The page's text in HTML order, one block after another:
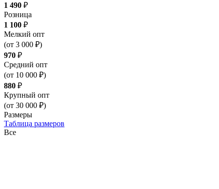
1 490 ₽
Розница
1 100 ₽
Мелкий опт
(от 3 000 ₽)
970 ₽
Средний опт
(от 10 000 ₽)
880 ₽
Крупный опт
(от 30 000 ₽)
Размеры
Таблица размеров
Все